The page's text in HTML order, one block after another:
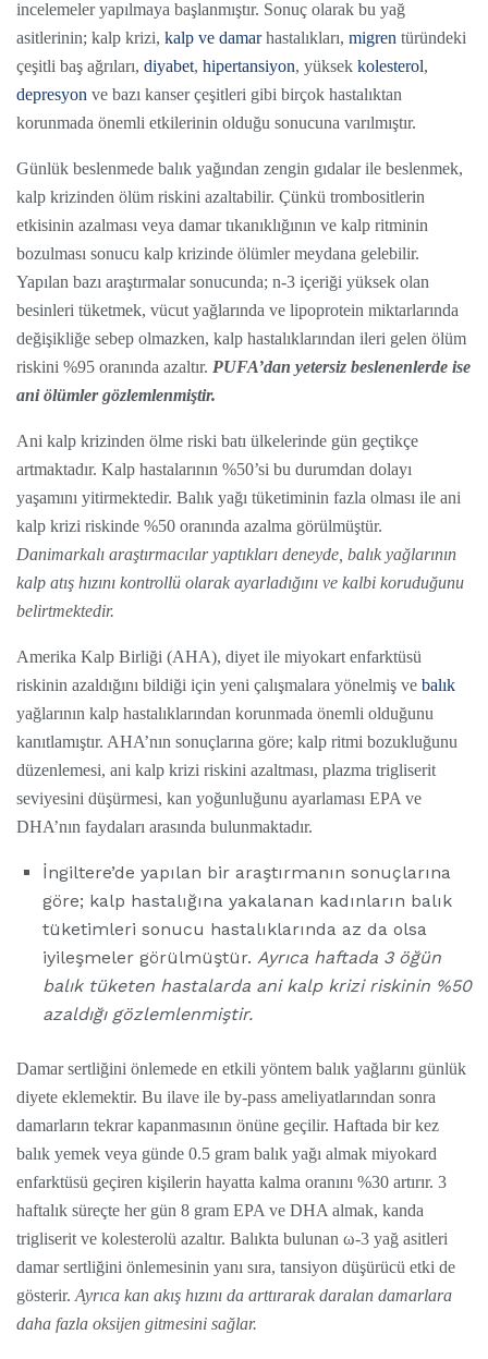
incelemeler yapılmaya başlanmıştır. Sonuç olarak bu yağ
asitlerinin; kalp krizi, kalp ve damarhastalıkları, migren türündeki
çeşitli baş ağrıları, diyabet, hipertansiyon, yüksek kolesterol,
depresyon ve bazı kanser çeşitleri gibi birçok hastalıktan
korunmada önemli etkilerinin olduğu sonucuna varılmıştır.
Günlük beslenmede balık yağından zengin gıdalar ile beslenmek,
kalp krizinden ölüm riskini azaltabilir. Çünkü trombositlerin
etkisinin azalması veya damar tıkanıklığının ve kalp ritminin
bozulması sonucu kalp krizinde ölümler meydana gelebilir.
Yapılan bazı araştırmalar sonucunda; n-3 içeriği yüksek olan
besinleri tüketmek, vücut yağlarında ve lipoprotein miktarlarında
değişikliğe sebep olmazken, kalp hastalıklarından ileri gelen ölüm
riskini %95 oranında azaltır. PUFA’dan yetersiz beslenenlerde ise
ani ölümler gözlemlenmiştir.
Ani kalp krizinden ölme riski batı ülkelerinde gün geçtikçe
artmaktadır. Kalp hastalarının %50’si bu durumdan dolayı
yaşamını yitirmektedir. Balık yağı tüketiminin fazla olması ile ani
kalp krizi riskinde %50 oranında azalma görülmüştür.
Danimarkalı araştırmacılar yaptıkları deneyde, balık yağlarının
kalp atış hızını kontrollü olarak ayarladığını ve kalbi koruduğunu
belirtmektedir.
Amerika Kalp Birliği (AHA), diyet ile miyokart enfarktüsü
riskinin azaldığını bildiği için yeni çalışmalara yönelmiş ve balık
yağlarının kalp hastalıklarından korunmada önemli olduğunu
kanıtlamıştır. AHA’nın sonuçlarına göre; kalp ritmi bozukluğunu
düzenlemesi, ani kalp krizi riskini azaltması, plazma trigliserit
seviyesini düşürmesi, kan yoğunluğunu ayarlaması EPA ve
DHA’nın faydaları arasında bulunmaktadır.
İngiltere’de yapılan bir araştırmanın sonuçlarına
göre; kalp hastalığına yakalanan kadınların balık
tüketimleri sonucu hastalıklarında az da olsa
iyileşmeler görülmüştür. Ayrıca haftada 3 öğün
balık tüketen hastalarda ani kalp krizi riskinin %50
azaldığı gözlemlenmiştir.
Damar sertliğini önlemede en etkili yöntem balık yağlarını günlük
diyete eklemektir. Bu ilave ile by-pass ameliyatlarından sonra
damarların tekrar kapanmasının önüne geçilir. Haftada bir kez
balık yemek veya günde 0.5 gram balık yağı almak miyokard
enfarktüsü geçiren kişilerin hayatta kalma oranını %30 artırır. 3
haftalık süreçte her gün 8 gram EPA ve DHA almak, kanda
trigliserit ve kolesterolü azaltır. Balıkta bulunan ω-3 yağ asitleri
damar sertliğini önlemesinin yanı sıra, tansiyon düşürücü etki de
gösterir.Ayrıca kan akış hızını da arttırarak daralan damarlara
daha fazla oksijen gitmesini sağlar.